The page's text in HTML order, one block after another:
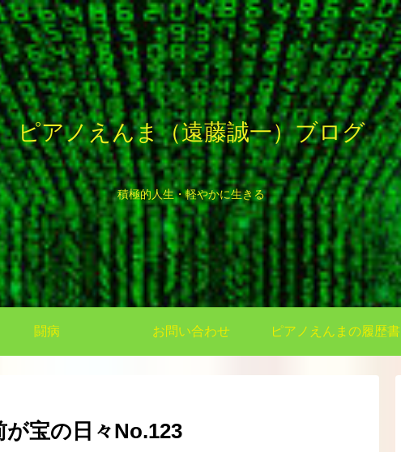
ピアノえんま（遠藤誠一）ブログ
積極的人生・軽やかに生きる
闘病 お問い合わせ ピアノえんまの履歴書
宝の日々No.123